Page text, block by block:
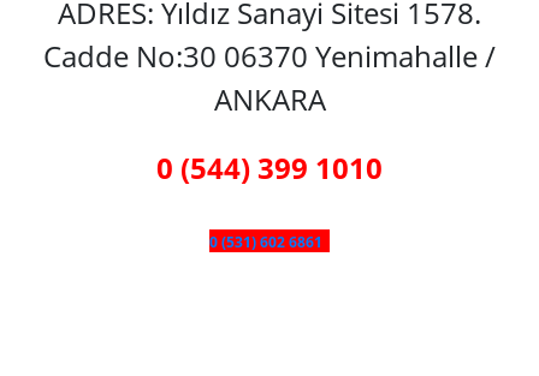
ADRES: Yıldız Sanayi Sitesi 1578.
Cadde No:30 06370 Yenimahalle /
ANKARA
0 (544) 399 1010
0 (531) 602 6861